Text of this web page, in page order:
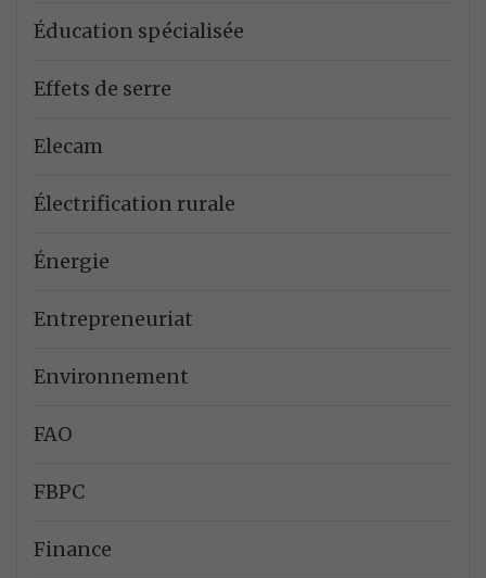
Éducation spécialisée
Effets de serre
Elecam
Électrification rurale
Énergie
Entrepreneuriat
Environnement
FAO
FBPC
Finance